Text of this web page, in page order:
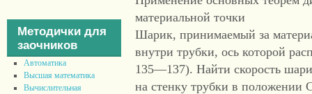
Методички для
заочников
Автоматика
Высшая математика
Вычислительная
материальной точки
Шарик, принимаемый за
внутри трубки, ось которой
135—137). Найти скорость
на стенку трубки в положении